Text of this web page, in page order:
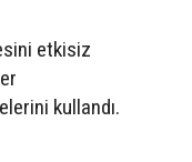
etkisiz
kullandı.